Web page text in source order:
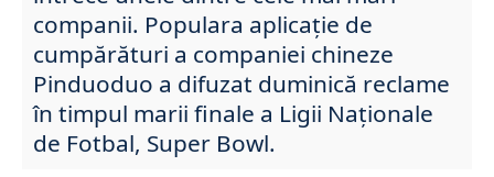
companii. Populara aplicație de
cumpărături a companiei chineze
Pinduoduo a difuzat duminică reclame
în timpul marii finale a Ligii Naționale
de Fotbal, Super Bowl.